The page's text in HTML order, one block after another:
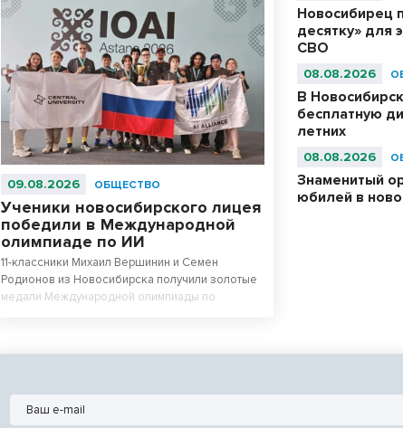
09.08.2026 ОБЩЕСТВО
Ученики новосибирского лицея
победили в Международной
олимпиаде по ИИ
11-классники Михаил Вершинин и Семен
Родионов из Новосибирска получили золотые
медали Международной олимпиады по
Новосибирец
десятку» для
СВО
08.08.2026
В
бесплатную
летних
08.08.2026
Знаменитый
юбилей в